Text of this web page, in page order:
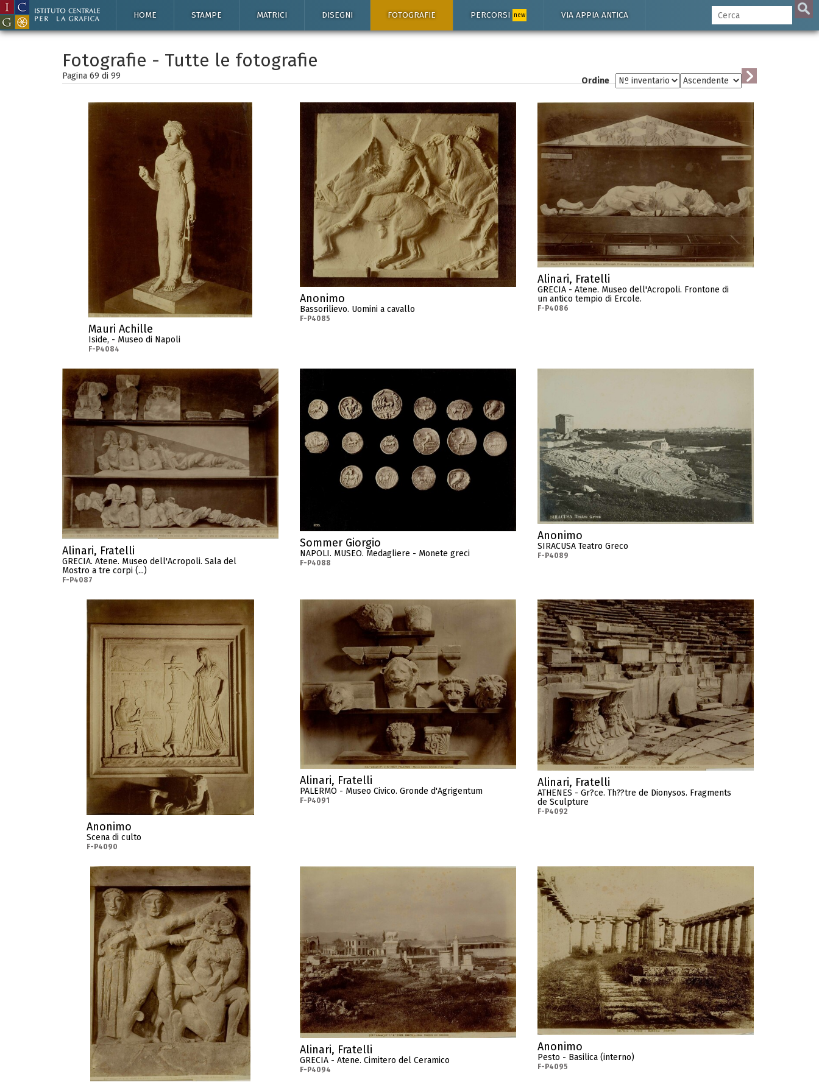
HOME STAMPE MATRICI DISEGNI FOTOGRAFIE PERCORSI new VIA APPIA ANTICA
Fotografie - Tutte le fotografie
Pagina 69 di 99 Ordine
Mauri Achille
Iside, - Museo di Napoli
F-P4084
Anonimo
Bassorilievo. Uomini a cavallo
F-P4085
Alinari, Fratelli
GRECIA - Atene. Museo dell'Acropoli. Frontone di
un antico tempio di Ercole.
F-P4086
Alinari, Fratelli
GRECIA. Atene. Museo dell'Acropoli. Sala del
Mostro a tre corpi (...)
F-P4087
Sommer Giorgio
NAPOLI. MUSEO. Medagliere - Monete greci
F-P4088
Anonimo
SIRACUSA Teatro Greco
F-P4089
Anonimo
Scena di culto
F-P4090
Alinari, Fratelli
PALERMO - Museo Civico. Gronde d'Agrigentum
F-P4091
Alinari, Fratelli
ATHENES - Gr?ce. Th??tre de Dionysos. Fragments
de Sculpture
F-P4092
Alinari, Fratelli
GRECIA - Atene. Cimitero del Ceramico
F-P4094
Anonimo
Pesto - Basilica (interno)
F-P4095